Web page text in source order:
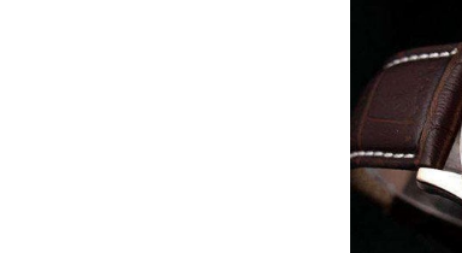
广州市天河区天河路230号
广州市越秀区环市东路
深圳市罗湖区深南东路
惠州市惠城区江北文昌一
厦门市思明区湖滨东路95
福州市鼓楼区五四路128-1
成都市锦江区人民东路6号
重庆市江北区观音桥步行